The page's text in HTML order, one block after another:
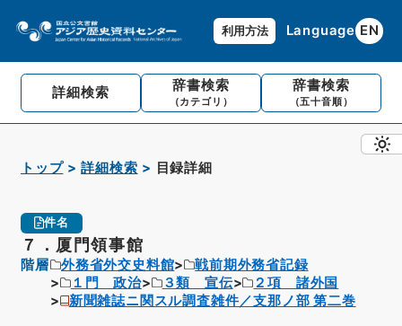
利用方法 Language EN
詳細検索 辞書検索
（カテゴリ）
辞書検索
（五十音順）
トップ 詳細検索 目録詳細
件名
７．厦門領事館
階層 外務省外交史料館
戦前期外務省記録
１門 政治
３類 宣伝
２項 諸外国
新聞雑誌ニ関スル調査雑件／支那ノ部 第二巻